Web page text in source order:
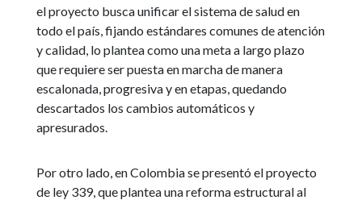
el proyecto busca unificar el sistema de salud en
todo el país, fijando estándares comunes de atención
y calidad, lo plantea como una meta a largo plazo
que requiere ser puesta en marcha de manera
escalonada, progresiva y en etapas, quedando
descartados los cambios automáticos y
apresurados.
Por otro lado, en Colombia se presentó el proyecto
de ley 339, que plantea una reforma estructural al